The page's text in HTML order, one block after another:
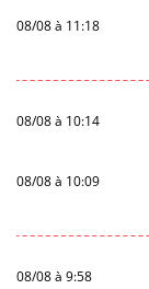
08/08 à 11:18
08/08 à 10:14
08/08 à 10:09
08/08 à 9:58